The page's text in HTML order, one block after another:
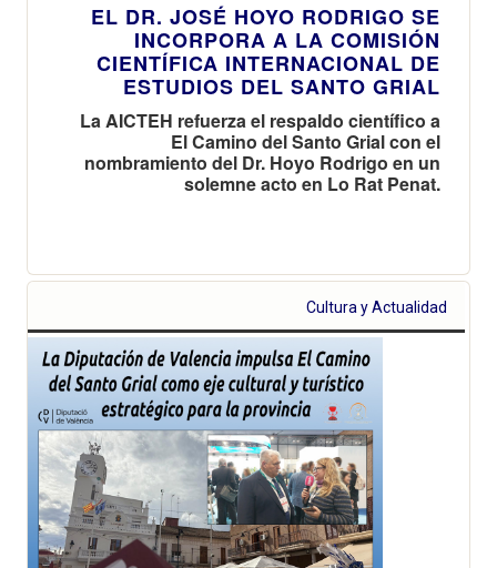
EL DR. JOSÉ HOYO RODRIGO SE
INCORPORA A LA COMISIÓN
CIENTÍFICA INTERNACIONAL DE
ESTUDIOS DEL SANTO GRIAL
La AICTEH refuerza el respaldo científico a
El Camino del Santo Grial con el
nombramiento del Dr. Hoyo Rodrigo en un
solemne acto en Lo Rat Penat.
Cultura y Actualidad